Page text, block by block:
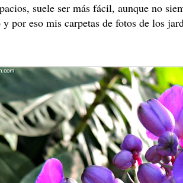
suele ser más fácil, aunque no
por eso mis carpetas de fotos de los